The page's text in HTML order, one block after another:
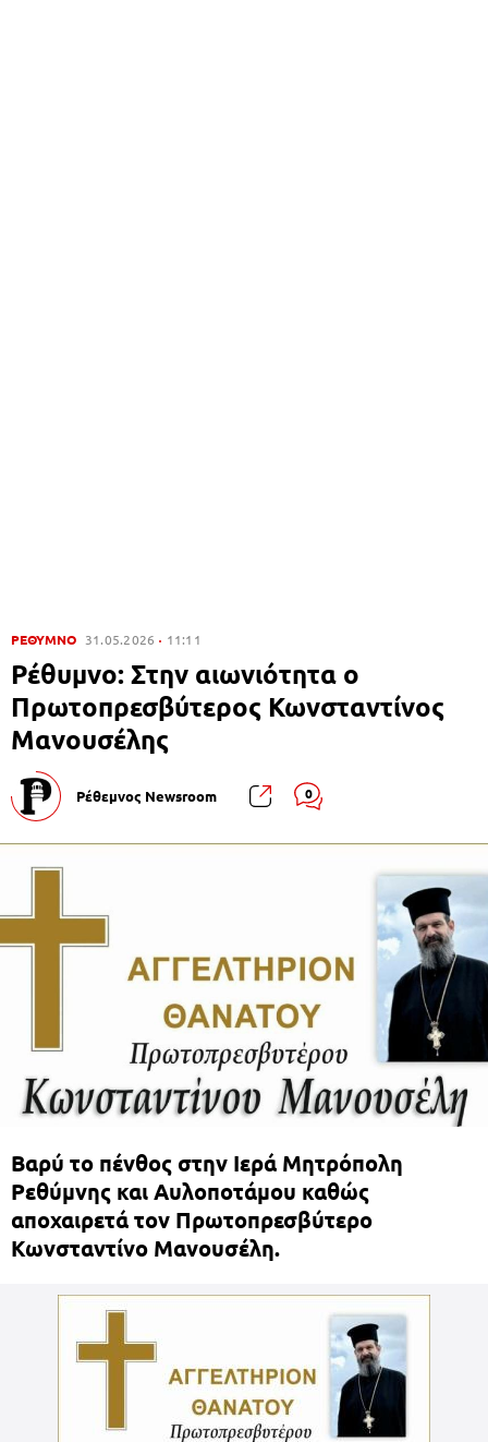
ΡΕΘΥΜΝΟ 31.05.2026 11:11
Ρέθυμνο: Στην αιωνιότητα ο
Πρωτοπρεσβύτερος Κωνσταντίνος
Μανουσέλης
Ρέθεμνος Newsroom 0
Βαρύ το πένθος στην Ιερά Μητρόπολη
Ρεθύμνης και Αυλοποτάμου καθώς
αποχαιρετά τον Πρωτοπρεσβύτερο
Κωνσταντίνο Μανουσέλη.